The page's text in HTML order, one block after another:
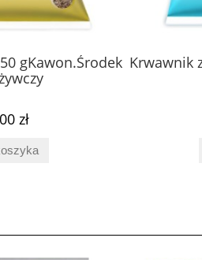
Pharmovit
gKawon.Środek
zł
Krwawnik